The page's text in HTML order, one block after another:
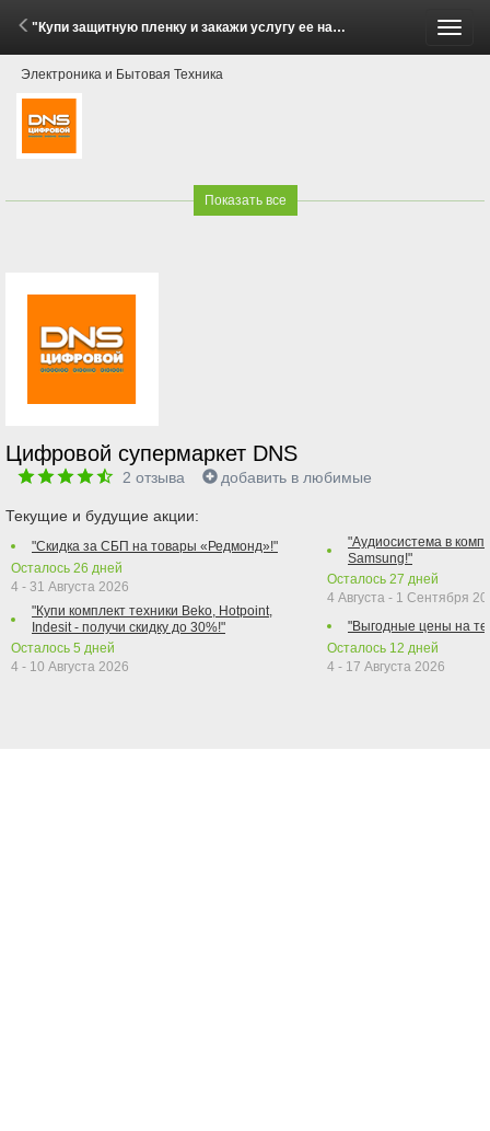
"Купи защитную пленку и закажи услугу ее наклейки или купи две пленки — получи скидку!" (2 Марта - 22 Мая 2026)
Электроника и Бытовая Техника
Показать все
Цифровой супермаркет DNS
2 отзыва добавить в любимые
Текущие и будущие акции:
"Скидка за СБП на товары «Редмонд»!"
Осталось 26 дней
4 - 31 Августа 2026
"Купи комплект техники Beko, Hotpoint,
Indesit - получи скидку до 30%!"
Осталось 5 дней
4 - 10 Августа 2026
"Аудиосистема в
Samsung!"
Осталось 27 дней
4 Августа - 1 Сентября
"Выгодные цены на
Осталось 12 дней
4 - 17 Августа 2026